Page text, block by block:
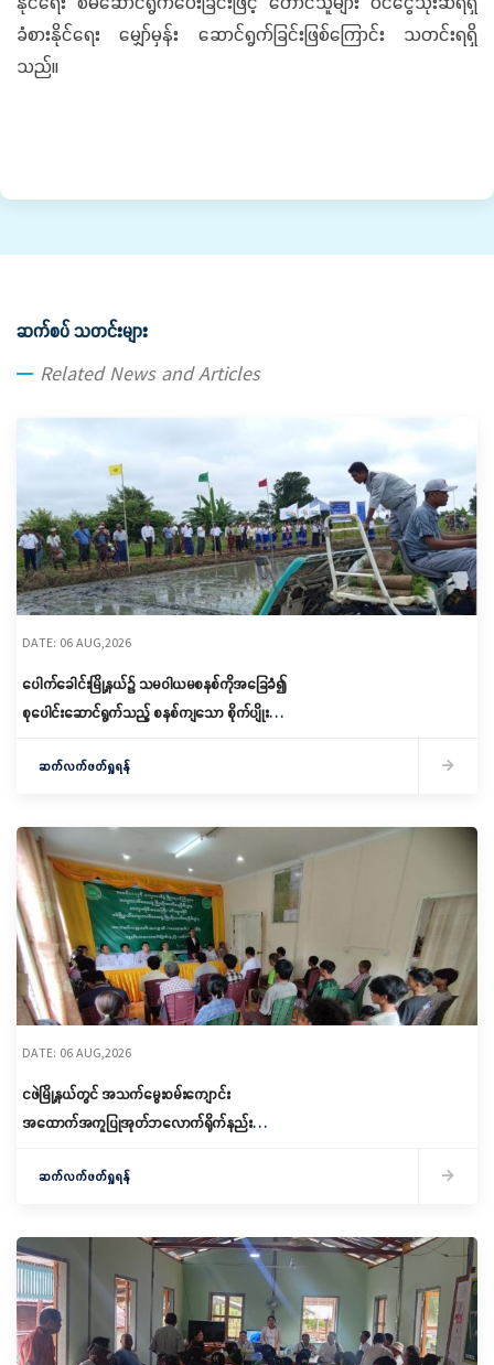
ခံစားနိုင်ရေး မျှော်မှန်း ဆောင်ရွက်ခြင်းဖြစ်ကြောင်း သတင်းရရှိ
သည်။
ဆက်စပ် သတင်းများ
Related News and Articles
DATE: 06 AUG,2026
ပေါက်ခေါင်းမြို့နယ်၌ သမဝါယမစနစ်ကိုအခြေခံ၍
စုပေါင်းဆောင်ရွက်သည့် စနစ်ကျသော စိုက်ပျိုးရေး
ဆက်လက်ဖတ်ရှုရန်
DATE: 06 AUG,2026
ငဖဲမြို့နယ်တွင် အသက်မွေးဝမ်းကျောင်း
အထောက်အကူပြုအုတ်ဘလောက်ရိုက်နည်း
ဆက်လက်ဖတ်ရှုရန်